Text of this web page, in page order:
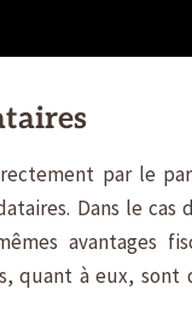
par le
Dans le
avantages
quant à eux,